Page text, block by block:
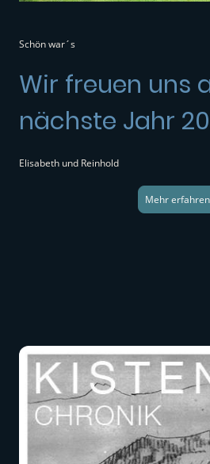
Schön war´s
Wir freuen uns
nächste Jahr
Elisabeth und Reinhold
Mehr erfahren